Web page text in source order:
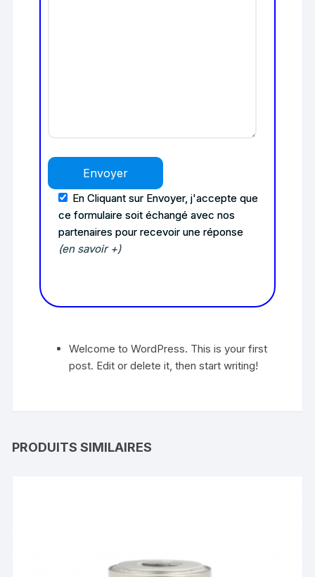
En Cliquant sur Envoyer, j'accepte que
ce formulaire soit échangé avec nos
partenaires pour recevoir une réponse
(en savoir +)
Welcome to WordPress. This is your first
post. Edit or delete it, then start writing!
PRODUITS SIMILAIRES